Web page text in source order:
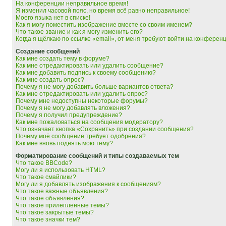
На конференции неправильное время!
Я изменил часовой пояс, но время всё равно неправильное!
Моего языка нет в списке!
Как я могу поместить изображение вместе со своим именем?
Что такое звание и как я могу изменить его?
Когда я щёлкаю по ссылке «email», от меня требуют войти на
Создание сообщений
Как мне создать тему в форуме?
Как мне отредактировать или удалить сообщение?
Как мне добавить подпись к своему сообщению?
Как мне создать опрос?
Почему я не могу добавить больше вариантов ответа?
Как мне отредактировать или удалить опрос?
Почему мне недоступны некоторые форумы?
Почему я не могу добавлять вложения?
Почему я получил предупреждение?
Как мне пожаловаться на сообщения модератору?
Что означает кнопка «Сохранить» при создании сообщения?
Почему моё сообщение требует одобрения?
Как мне вновь поднять мою тему?
Форматирование сообщений и типы создаваемых тем
Что такое BBCode?
Могу ли я использовать HTML?
Что такое смайлики?
Могу ли я добавлять изображения к сообщениям?
Что такое важные объявления?
Что такое объявления?
Что такое прилепленные темы?
Что такое закрытые темы?
Что такое значки тем?